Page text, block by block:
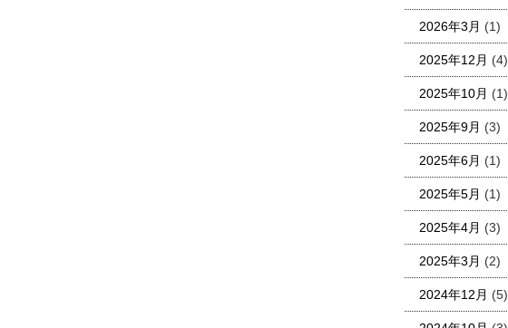
2026年3月 (1)
2025年12月 (4)
2025年10月 (1)
2025年9月 (3)
2025年6月 (1)
2025年5月 (1)
2025年4月 (3)
2025年3月 (2)
2024年12月 (5)